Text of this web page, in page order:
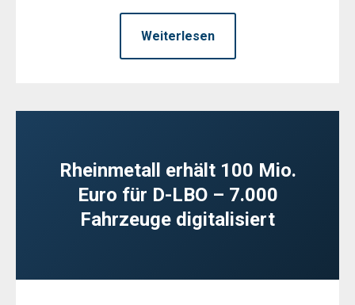
Weiterlesen
Rheinmetall erhält 100 Mio.
Euro für D-LBO – 7.000
Fahrzeuge digitalisiert